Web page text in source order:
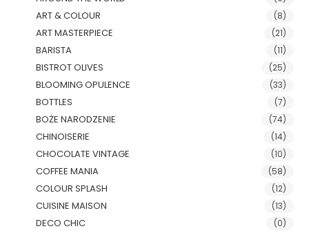
ART & COLOUR (8)
ART MASTERPIECE (21)
BARISTA (11)
BISTROT OLIVES (25)
BLOOMING OPULENCE (33)
BOTTLES (7)
BOŻE NARODZENIE (74)
CHINOISERIE (14)
CHOCOLATE VINTAGE (10)
COFFEE MANIA (58)
COLOUR SPLASH (12)
CUISINE MAISON (13)
DECO CHIC (0)